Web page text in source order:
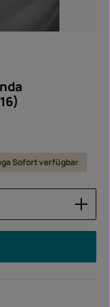
Sofort verfügbar
la cantidad